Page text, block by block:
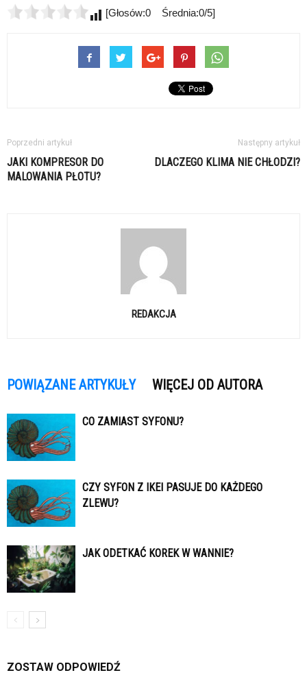
[Głosów:0 Średnia:0/5]
Poprzedni artykuł
JAKI KOMPRESOR DO
MALOWANIA PŁOTU?
Następny artykuł
DLACZEGO KLIMA NIE CHŁODZI?
REDAKCJA
POWIĄZANE ARTYKUŁY WIĘCEJ OD AUTORA
CO ZAMIAST SYFONU?
CZY SYFON Z IKEI PASUJE DO KAŻDEGO
ZLEWU?
JAK ODETKAĆ KOREK W WANNIE?
ZOSTAW ODPOWIEDŹ